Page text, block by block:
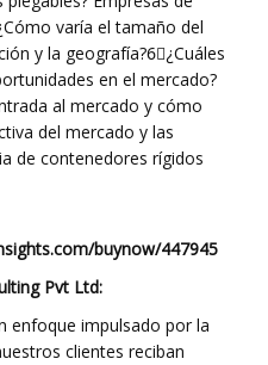
varía el tamaño del
y la geografía?6⃣¿Cuáles
en el mercado?
al mercado y cómo
del mercado y las
de contenedores rígidos
buynow/447945
Pvt Ltd:
enfoque impulsado por la
clientes reciban